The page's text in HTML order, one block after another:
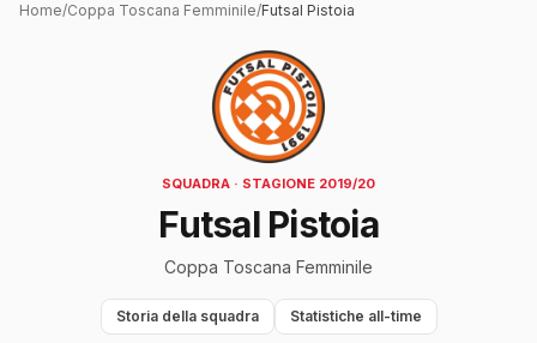
Home/Coppa Toscana Femminile/Futsal Pistoia
SQUADRA · STAGIONE 2019/20
Futsal Pistoia
Coppa Toscana Femminile
Storia della squadra Statistiche all-time